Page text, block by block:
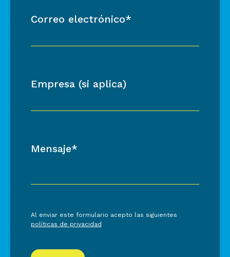
Correo electrónico*
Empresa (si aplica)
Mensaje*
Al enviar este formulario acepto las siguientes
políticas de privacidad